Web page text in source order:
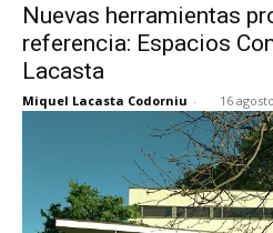
Nuevas herramientas
referencia: Espacios
Lacasta
Miquel Lacasta Codorniu - 16